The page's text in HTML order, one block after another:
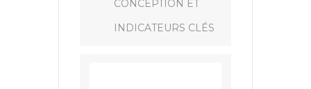
CONCEPTION ET
INDICATEURS CLÉS